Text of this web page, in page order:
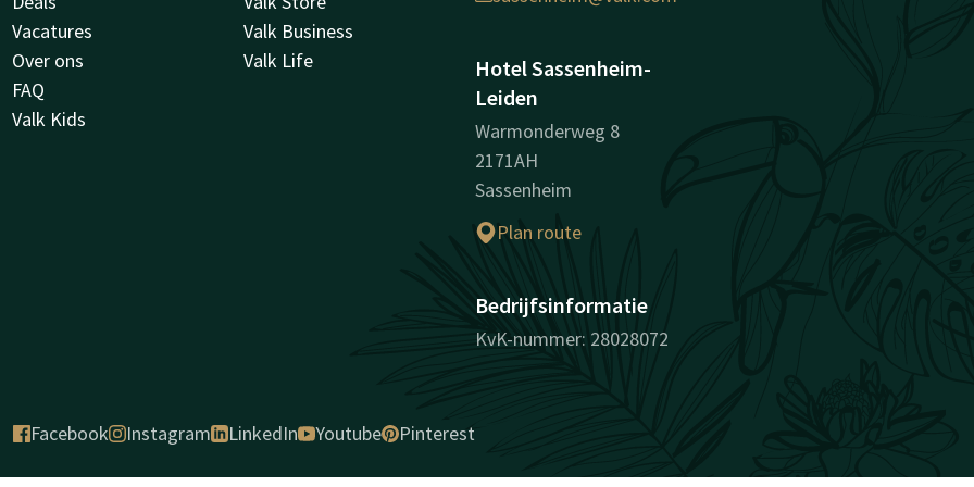
Vacatures
Over ons
FAQ
Valk Kids
Valk Business
Valk Life
Hotel Sassenheim-
Leiden
Warmonderweg 8
2171AH
Sassenheim
Plan route
Bedrijfsinformatie
KvK-nummer: 28028072
Facebook Instagram LinkedIn Youtube Pinterest